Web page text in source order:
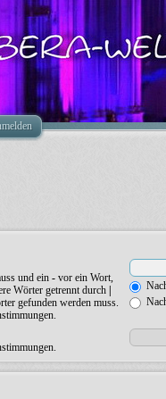
und ein - vor ein Wort,
Wörter getrennt durch
gefunden werden muss.